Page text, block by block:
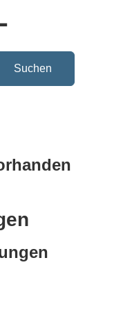
Suchen